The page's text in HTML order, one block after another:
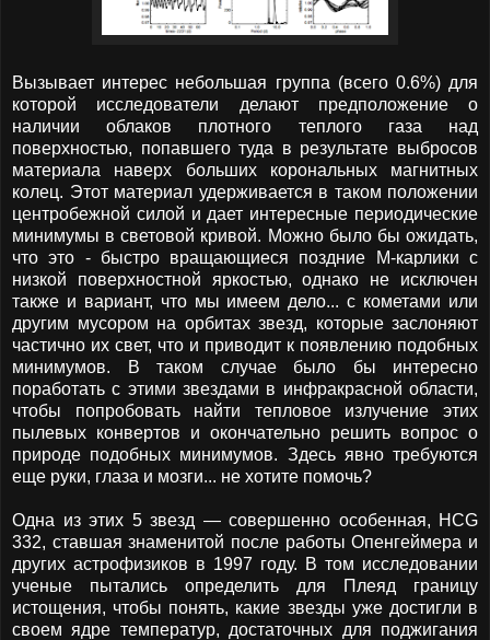
Вызывает интерес небольшая группа (всего 0.6%) для
которой исследователи делают предположение о
наличии облаков плотного теплого газа над
поверхностью, попавшего туда в результате выбросов
материала наверх больших корональных магнитных
колец. Этот материал удерживается в таком положении
центробежной силой и дает интересные периодические
минимумы в световой кривой. Можно было бы ожидать,
что это - быстро вращающиеся поздние М-карлики с
низкой поверхностной яркостью, однако не исключен
также и вариант, что мы имеем дело... с кометами или
другим мусором на орбитах звезд, которые заслоняют
частично их свет, что и приводит к появлению подобных
минимумов. В таком случае было бы интересно
поработать с этими звездами в инфракрасной области,
чтобы попробовать найти тепловое излучение этих
пылевых конвертов и окончательно решить вопрос о
природе подобных минимумов. Здесь явно требуются
еще руки, глаза и мозги... не хотите помочь?
Одна из этих 5 звезд — совершенно особенная, HCG
332, ставшая знаменитой после работы Опенгеймера и
других астрофизиков в 1997 году. В том исследовании
ученые пытались определить для Плеяд границу
истощения, чтобы понять, какие звезды уже достигли в
своем ядре температур, достаточных для поджигания